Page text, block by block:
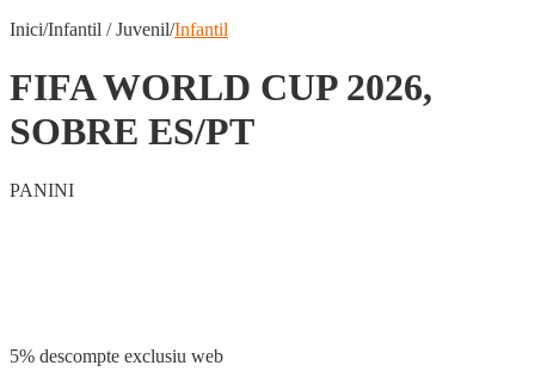
Inici/Infantil / Juvenil/Infantil
FIFA WORLD CUP 2026,
SOBRE ES/PT
PANINI
5% descompte exclusiu web